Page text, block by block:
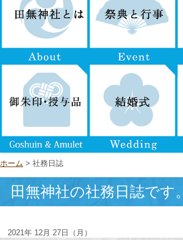
ホーム > 社務日誌
田無神社の社務日誌です。
2021年 12月 27日（月）